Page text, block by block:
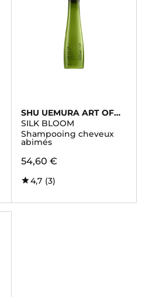
SHU UEMURA ART OF
HAIR
SILK BLOOM
Shampooing cheveux
abimés
54,60 €
4,7 (3)